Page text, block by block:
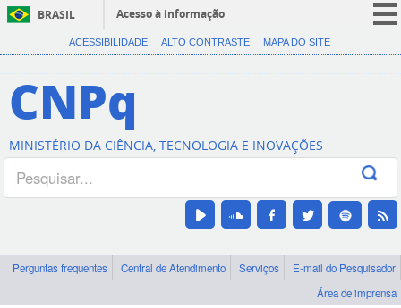
BRASIL
Acesso à informação
CORONAVÍRUS (COVID-19)
Canais
ACESSIBILIDADE ALTO CONTRASTE MAPA DO SITE
CNPq
MINISTÉRIO DA CIÊNCIA, TECNOLOGIA E INOVAÇÕES
Perguntas frequentes Central de Atendimento Serviços
E-mail do Pesquisador
Área de imprensa